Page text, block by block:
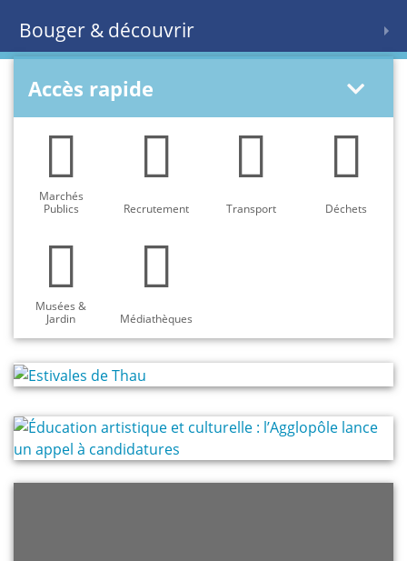
Bouger & découvrir
Accès rapide
Marchés
Publics
Recrutement Transport Déchets
Musées &
Jardin
Médiathèques